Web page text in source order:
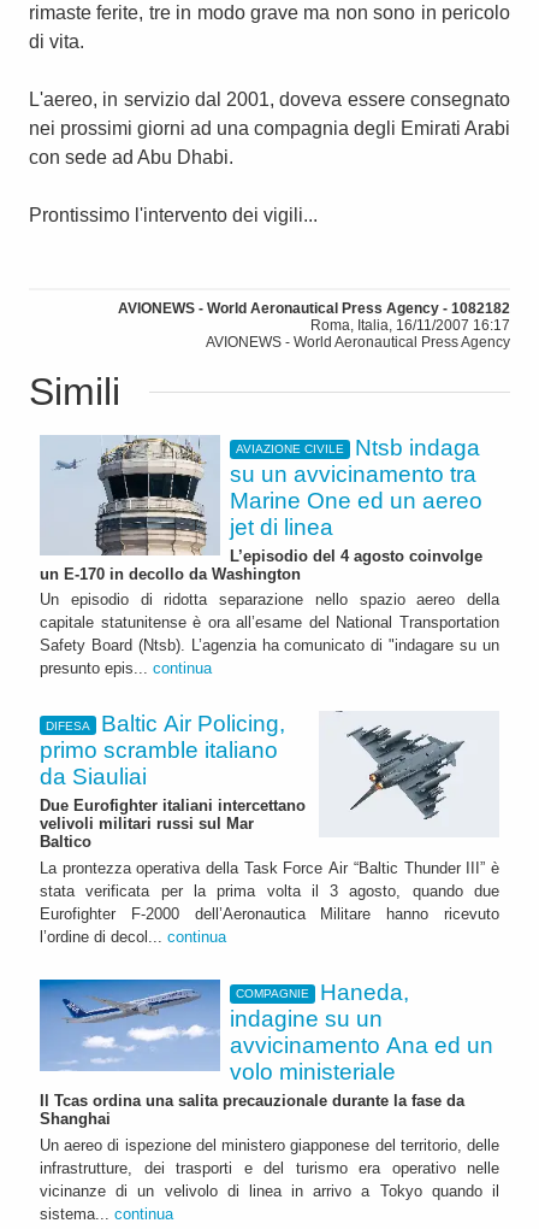
rimaste ferite, tre in modo grave ma non sono in pericolo
di vita.
L'aereo, in servizio dal 2001, doveva essere consegnato
nei prossimi giorni ad una compagnia degli Emirati Arabi
con sede ad Abu Dhabi.
Prontissimo l'intervento dei vigili...
AVIONEWS - World Aeronautical Press Agency - 1082182
Roma, Italia, 16/11/2007 16:17
AVIONEWS - World Aeronautical Press Agency
Simili
AVIAZIONE CIVILE
Ntsb indaga
su un avvicinamento tra
Marine One ed un aereo
jet di linea
L’episodio del 4 agosto coinvolge
un E-170 in decollo da Washington
Un episodio di ridotta separazione nello spazio aereo della
capitale statunitense è ora all’esame del National Transportation
Safety Board (Ntsb). L’agenzia ha comunicato di "indagare su un
presunto epis... continua
DIFESA
Baltic Air Policing,
primo scramble italiano
da Siauliai
Due Eurofighter italiani intercettano
velivoli militari russi sul Mar
Baltico
La prontezza operativa della Task Force Air “Baltic Thunder III” è
stata verificata per la prima volta il 3 agosto, quando due
Eurofighter F-2000 dell’Aeronautica Militare hanno ricevuto
l’ordine di decol... continua
COMPAGNIE
Haneda,
indagine su un
avvicinamento Ana ed un
volo ministeriale
Il Tcas ordina una salita precauzionale durante la fase da
Shanghai
Un aereo di ispezione del ministero giapponese del territorio, delle
infrastrutture, dei trasporti e del turismo era operativo nelle
vicinanze di un velivolo di linea in arrivo a Tokyo quando il
sistema... continua